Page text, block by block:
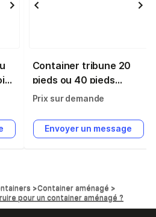
Container tribune 20
pieds ou 40 pieds
robuste et modulable
festivals, concerts,
événements sportifs et
Prix sur demande
Envoyer un message
Container aménagé
pour un container aménagé ?